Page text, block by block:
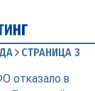
СТРАНИЦА 3
отказало в